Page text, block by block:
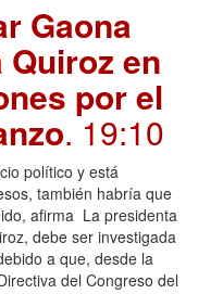
Gaona
en
por el
. 19:10
político y está
también habría que
afirma La presidenta
debe ser investigada
a que, desde la
del Congreso del